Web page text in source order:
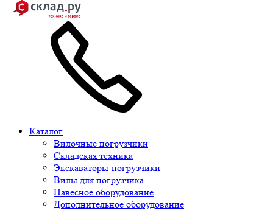
Каталог
Вилочные погрузчики
Складская техника
Экскаваторы-погрузчики
Вилы для погрузчика
Навесное оборудование
Дополнительное оборудование